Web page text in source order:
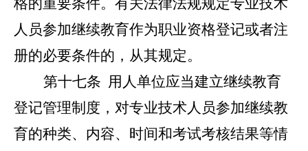
格的重要条件。有关法律法规规定专业技术
人员参加继续教育作为职业资格登记或者注
册的必要条件的，从其规定。
第十七条 用人单位应当建立继续教育
登记管理制度，对专业技术人员参加继续教
育的种类、内容、时间和考试考核结果等情